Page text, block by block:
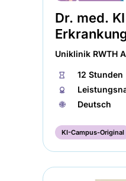
Dr. med.
Uniklinik RWTH
⏱
12 Stunden
🏅︎
🌐︎
Deutsch
KI-Campus-Original